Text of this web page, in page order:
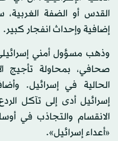
القدس أو الضفة
إضافية وإحداث انفجار كبير.
وذهب مسؤول أمني
صحافي، بمحاولة تأجيج
الحالية في إسرائيل.
إسرائيل أدى إلى تآكل
الانقسام والتجاذب في
«أعداء إسرائيل».